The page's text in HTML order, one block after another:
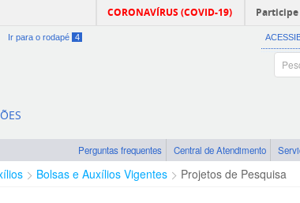
CORONAVÍRUS (COVID-19) Participe
Ir para o rodapé 4
Perguntas frequentes Central de Atendimento
Bolsas e Auxílios Vigentes Projetos de Pesquisa